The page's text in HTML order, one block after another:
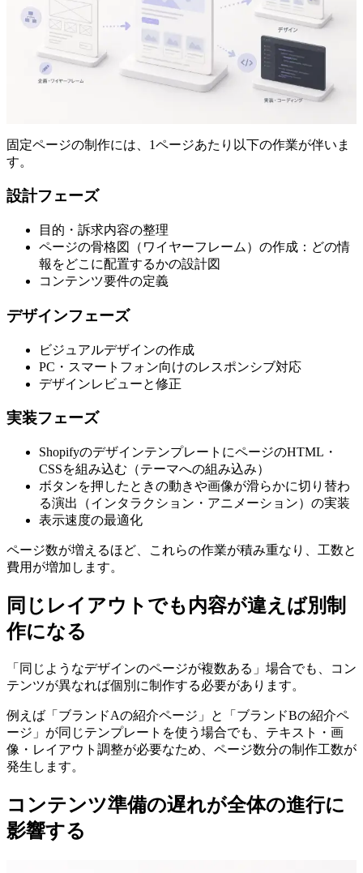
固定ページの制作には、1ページあたり以下の作業が伴いま
す。
設計フェーズ
目的・訴求内容の整理
ページの骨格図（ワイヤーフレーム）の作成：どの情
報をどこに配置するかの設計図
コンテンツ要件の定義
デザインフェーズ
ビジュアルデザインの作成
PC・スマートフォン向けのレスポンシブ対応
デザインレビューと修正
実装フェーズ
ShopifyのデザインテンプレートにページのHTML・
CSSを組み込む（テーマへの組み込み）
ボタンを押したときの動きや画像が滑らかに切り替わ
る演出（インタラクション・アニメーション）の実装
表示速度の最適化
ページ数が増えるほど、これらの作業が積み重なり、工数と
費用が増加します。
同じレイアウトでも内容が違えば別制
作になる
「同じようなデザインのページが複数ある」場合でも、コン
テンツが異なれば個別に制作する必要があります。
例えば「ブランドAの紹介ページ」と「ブランドBの紹介ペ
ージ」が同じテンプレートを使う場合でも、テキスト・画
像・レイアウト調整が必要なため、ページ数分の制作工数が
発生します。
コンテンツ準備の遅れが全体の進行に
影響する